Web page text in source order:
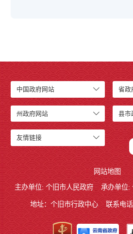
中国政府网站 省政
州政府网站 县市
友情链接
网站地图
主办单位: 个旧市人民政府
承办单位:
地址：个旧市行政中心 联系电